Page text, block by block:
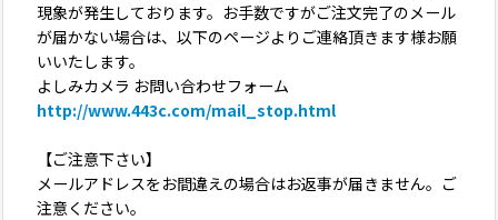
現象が発生しております。お手数ですがご注文完了のメール
が届かない場合は、以下のページよりご連絡頂きます様お願
いいたします。
よしみカメラ お問い合わせフォーム
http://www.443c.com/mail_stop.html
【ご注意下さい】
メールアドレスをお間違えの場合はお返事が届きません。ご
注意ください。